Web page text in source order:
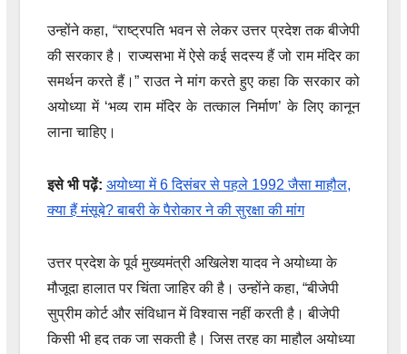
उन्होंने कहा, “राष्ट्रपति भवन से लेकर उत्तर प्रदेश तक बीजेपी
की सरकार है। राज्यसभा में ऐसे कई सदस्य हैं जो राम मंदिर का
समर्थन करते हैं।” राउत ने मांग करते हुए कहा कि सरकार को
अयोध्या में ‘भव्य राम मंदिर के तत्काल निर्माण’ के लिए कानून
लाना चाहिए।
इसे भी पढ़ें: अयोध्या में 6 दिसंबर से पहले 1992 जैसा माहौल,
क्या हैं मंसूबे? बाबरी के पैरोकार ने की सुरक्षा की मांग
उत्तर प्रदेश के पूर्व मुख्यमंत्री अखिलेश यादव ने अयोध्या के
मौजूदा हालात पर चिंता जाहिर की है। उन्होंने कहा, “बीजेपी
सुप्रीम कोर्ट और संविधान में विश्वास नहीं करती है। बीजेपी
किसी भी हद तक जा सकती है। जिस तरह का माहौल अयोध्या